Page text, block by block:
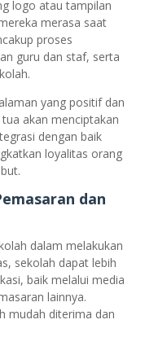
logo atau tampilan
merasa saat
proses
guru dan staf, serta
yang positif dan
akan menciptakan
dengan baik
loyalitas orang
dan
dalam melakukan
sekolah dapat lebih
baik melalui media
lainnya.
mudah diterima dan